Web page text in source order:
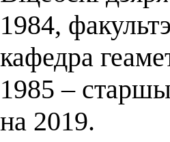
1984,
кафедра
1985 –
на 2019.